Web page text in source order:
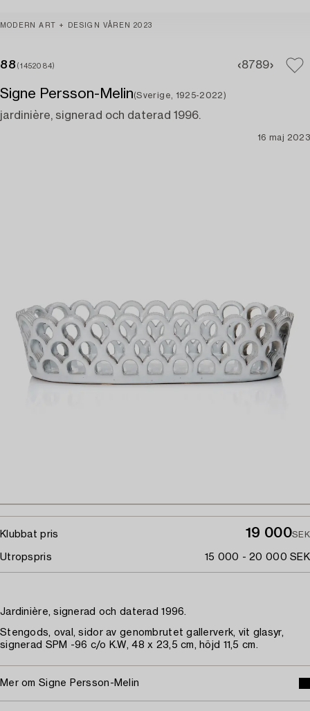
MODERN ART + DESIGN VÅREN 2023
88 (1452084) 8789
Signe Persson-Melin(Sverige, 1925-2022)
jardinière, signerad och daterad 1996.
16 maj 2023
Klubbat pris 19 000SEK
Utropspris 15 000 - 20 000 SEK
Jardinière, signerad och daterad 1996.
Stengods, oval, sidor av genombrutet gallerverk, vit glasyr,
signerad SPM -96 c/o K.W, 48 x 23,5 cm, höjd 11,5 cm.
Mer om Signe Persson-Melin